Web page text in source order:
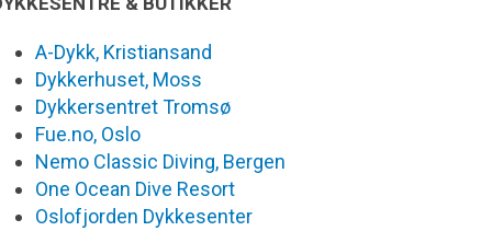
A-Dykk, Kristiansand
Dykkerhuset, Moss
Dykkersentret Tromsø
Fue.no, Oslo
Nemo Classic Diving, Bergen
One Ocean Dive Resort
Oslofjorden Dykkesenter